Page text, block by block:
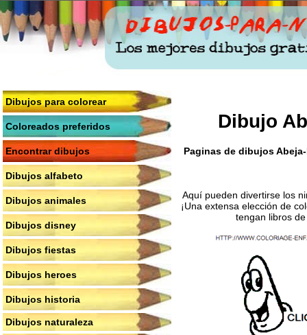
Dibujos para colorear
Coloreados preferidos
Encontrar dibujos
Dibujos alfabeto
Dibujos animales
Dibujos disney
Dibujos fiestas
Dibujos heroes
Dibujos historia
Dibujos naturaleza
Dibujo
Paginas de dibujos
Aquí pueden divertirse los
¡Una extensa elección de
tengan libros